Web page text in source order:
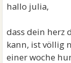
hallo julia,
dass dein herz
kann, ist völlig
einer woche